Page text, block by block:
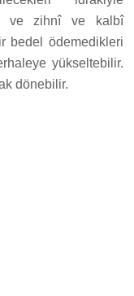
ve zihnî ve kalbî
bedel ödemedikleri
yükseltebilir.
dönebilir.